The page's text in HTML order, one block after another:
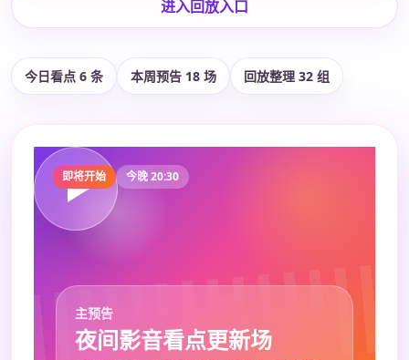
进入回放入口
今日看点 6 条 本周预告 18 场 回放整理 32 组
即将开始 今晚 20:30
主预告
夜间影音看点更新场